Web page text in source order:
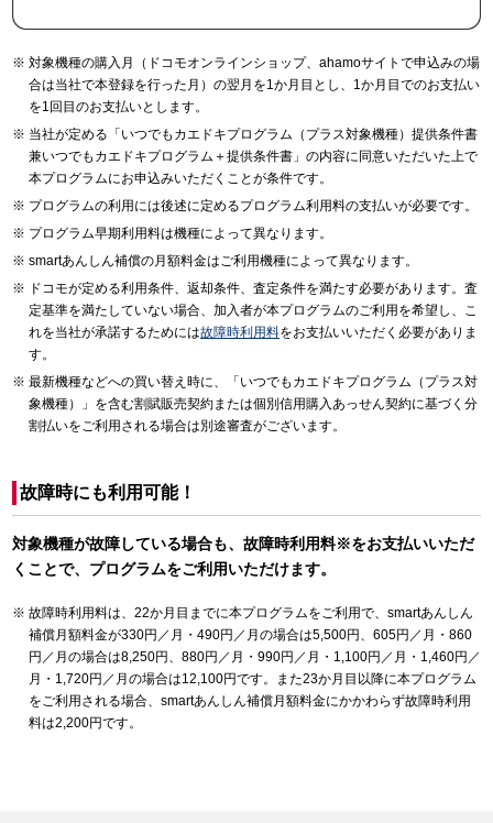
対象機種の購入月（ドコモオンラインショップ、ahamoサイトで申込みの場
合は当社で本登録を行った月）の翌月を1か月目とし、1か月目でのお支払い
を1回目のお支払いとします。
当社が定める「いつでもカエドキプログラム（プラス対象機種）提供条件書
兼いつでもカエドキプログラム＋提供条件書」の内容に同意いただいた上で
本プログラムにお申込みいただくことが条件です。
プログラムの利用には後述に定めるプログラム利用料の支払いが必要です。
プログラム早期利用料は機種によって異なります。
smartあんしん補償の月額料金はご利用機種によって異なります。
ドコモが定める利用条件、返却条件、査定条件を満たす必要があります。査
定基準を満たしていない場合、加入者が本プログラムのご利用を希望し、こ
れを当社が承諾するためには故障時利用料をお支払いいただく必要がありま
す。
最新機種などへの買い替え時に、「いつでもカエドキプログラム（プラス対
象機種）」を含む割賦販売契約または個別信用購入あっせん契約に基づく分
割払いをご利用される場合は別途審査がございます。
故障時にも利用可能！
対象機種が故障している場合も、故障時利用料※をお支払いいただ
くことで、プログラムをご利用いただけます。
故障時利用料は、22か月目までに本プログラムをご利用で、smartあんしん
補償月額料金が330円／月・490円／月の場合は5,500円、605円／月・860
円／月の場合は8,250円、880円／月・990円／月・1,100円／月・1,460円／
月・1,720円／月の場合は12,100円です。また23か月目以降に本プログラム
をご利用される場合、smartあんしん補償月額料金にかかわらず故障時利用
料は2,200円です。